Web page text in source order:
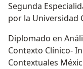
Segunda
por la Universidad
Diplomado en
Contexto Clínico-
Contextuales